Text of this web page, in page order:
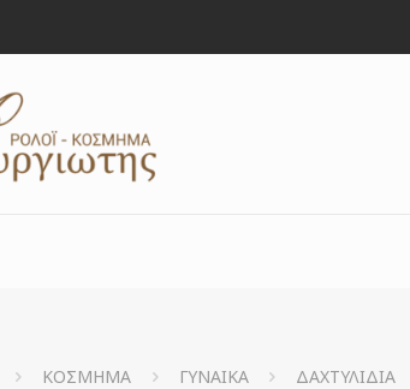
ΚΟΣΜΗΜΑ ΓΥΝΑΙΚΑ ΔΑΧΤΥΛΙΔΙΑ